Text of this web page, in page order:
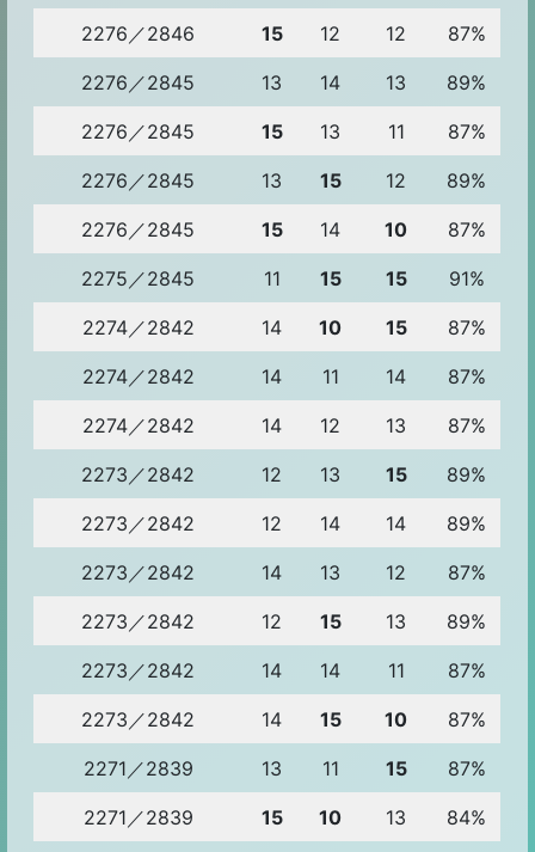
2276／2846 15 12 12 87%
2276／2845 13 14 13 89%
2276／2845 15 13 11 87%
2276／2845 13 15 12 89%
2276／2845 15 14 10 87%
2275／2845 11 15 15 91%
2274／2842 14 10 15 87%
2274／2842 14 11 14 87%
2274／2842 14 12 13 87%
2273／2842 12 13 15 89%
2273／2842 12 14 14 89%
2273／2842 14 13 12 87%
2273／2842 12 15 13 89%
2273／2842 14 14 11 87%
2273／2842 14 15 10 87%
2271／2839 13 11 15 87%
2271／2839 15 10 13 84%